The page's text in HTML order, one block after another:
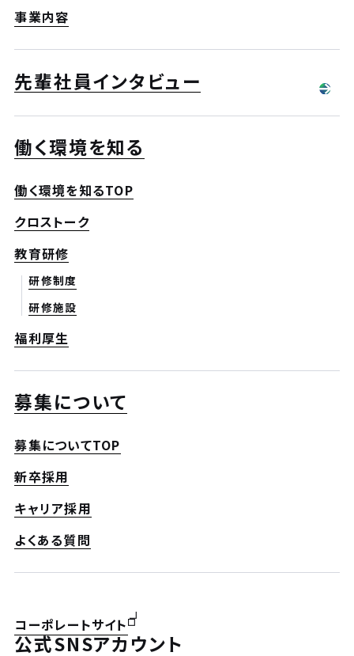
事業内容
先輩社員インタビュー
働く環境を知る
働く環境を知るTOP
クロストーク
教育研修
研修制度
研修施設
福利厚生
募集について
募集についてTOP
新卒採用
キャリア採用
よくある質問
公式SNSアカウント
コーポレートサイト